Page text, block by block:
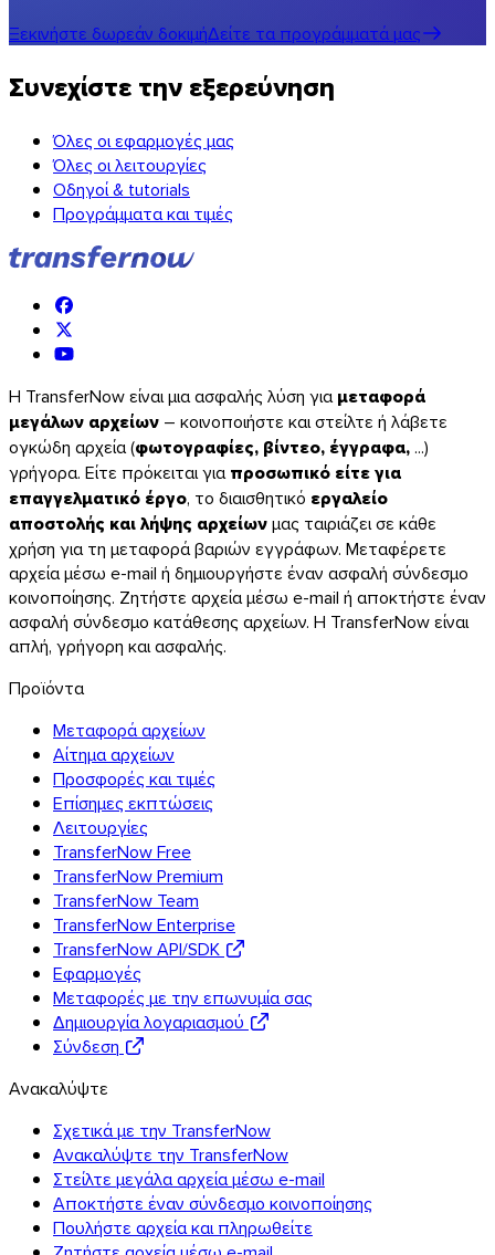
Ξεκινήστε δωρεάν δοκιμήΔείτε τα προγράμματά μας
Συνεχίστε την εξερεύνηση
Όλες οι εφαρμογές μας
Όλες οι λειτουργίες
Οδηγοί & tutorials
Προγράμματα και τιμές
Η TransferNow είναι μια ασφαλής λύση γιαμεταφορά
μεγάλων αρχείων – κοινοποιήστε και στείλτε ή λάβετε
ογκώδη αρχεία (φωτογραφίες, βίντεο, έγγραφα,...)
γρήγορα. Είτε πρόκειται γιαπροσωπικό είτε για
επαγγελματικό έργο, το διαισθητικό εργαλείο
αποστολής και λήψης αρχείωνμας ταιριάζει σε κάθε
χρήση για τη μεταφορά βαριών εγγράφων. Μεταφέρετε
αρχεία μέσω e-mail ή δημιουργήστε έναν ασφαλή σύνδεσμο
κοινοποίησης. Ζητήστε αρχεία μέσω e-mail ή αποκτήστε έναν
ασφαλή σύνδεσμο κατάθεσης αρχείων. Η TransferNow είναι
απλή, γρήγορη και ασφαλής.
Προϊόντα
Μεταφορά αρχείων
Αίτημα αρχείων
Προσφορές και τιμές
Επίσημες εκπτώσεις
Λειτουργίες
TransferNow Free
TransferNow Premium
TransferNow Team
TransferNow Enterprise
TransferNow API/SDK
Εφαρμογές
Μεταφορές με την επωνυμία σας
Δημιουργία λογαριασμού
Σύνδεση
Ανακαλύψτε
Σχετικά με την TransferNow
Ανακαλύψτε την TransferNow
Στείλτε μεγάλα αρχεία μέσω e-mail
Αποκτήστε έναν σύνδεσμο κοινοποίησης
Πουλήστε αρχεία και πληρωθείτε